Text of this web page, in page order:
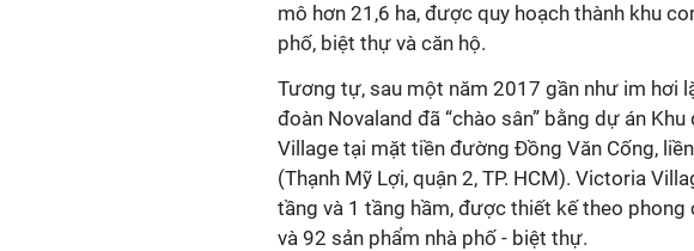
mô hơn 21,6 ha, được quy hoạch thành khu
phố, biệt thự và căn hộ.
Tương tự, sau một năm 2017 gần như im hơi
đoàn Novaland đã “chào sân” bằng dự án
Village tại mặt tiền đường Đồng Văn Cống,
(Thạnh Mỹ Lợi, quận 2, TP. HCM). Victoria
tầng và 1 tầng hầm, được thiết kế theo phong
và 92 sản phẩm nhà phố - biệt thự.